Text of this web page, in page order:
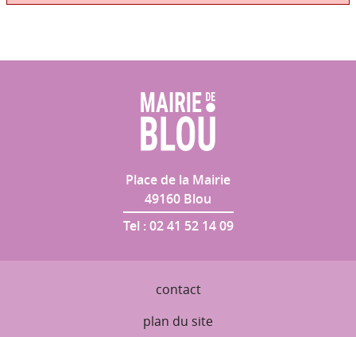
Place de la Mairie
49160 Blou
Tel : 02 41 52 14 09
contact
plan du site